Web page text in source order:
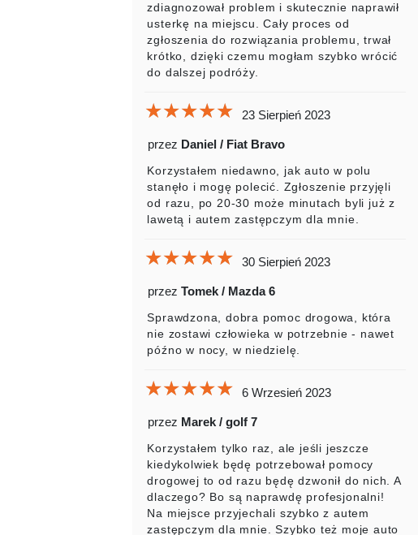
zdiagnozował problem i skutecznie naprawił
usterkę na miejscu. Cały proces od
zgłoszenia do rozwiązania problemu, trwał
krótko, dzięki czemu mogłam szybko wrócić
do dalszej podróży.
★★★★★
★★★★★
★★★★★ 23 Sierpień 2023
przez Daniel / Fiat Bravo
Korzystałem niedawno, jak auto w polu
stanęło i mogę polecić. Zgłoszenie przyjęli
od razu, po 20-30 może minutach byli już z
lawetą i autem zastępczym dla mnie.
★★★★★
★★★★★
★★★★★ 30 Sierpień 2023
przezTomek / Mazda 6
Sprawdzona, dobra pomoc drogowa, która
nie zostawi człowieka w potrzebnie - nawet
późno w nocy, w niedzielę.
★★★★★
★★★★★
★★★★★ 6 Wrzesień 2023
przez Marek / golf 7
Korzystałem tylko raz, ale jeśli jeszcze
kiedykolwiek będę potrzebował pomocy
drogowej to od razu będę dzwonił do nich. A
dlaczego? Bo są naprawdę profesjonalni!
Na miejsce przyjechali szybko z autem
zastępczym dla mnie. Szybko też moje auto